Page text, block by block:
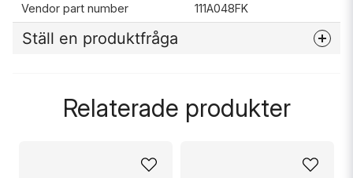
Vendor part number 111A048FK
Ställ en produktfråga
Relaterade produkter